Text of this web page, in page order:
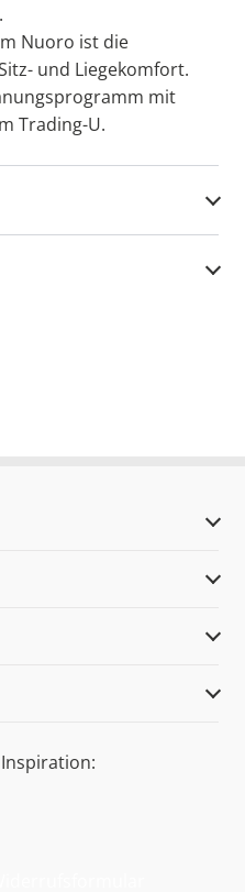
Nuoro ist die
und Liegekomfort.
mit
Trading-U.